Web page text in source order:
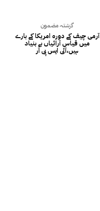
گزشتہ مضمون
آرمی چیف کے دورہ امریکا کے بارے
میں قیاس آرائیاں بے بنیاد
ہیں،آئی ایس پی آر